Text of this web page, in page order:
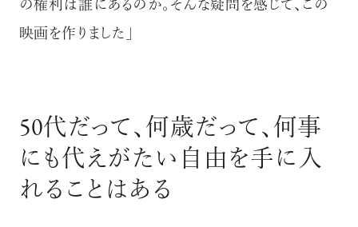
の権利は誰にあるのか。そんな疑問を感じて、この
映画を作りました」
50代だって、何歳だって、何事
にも代えがたい自由を手に入
れることはある